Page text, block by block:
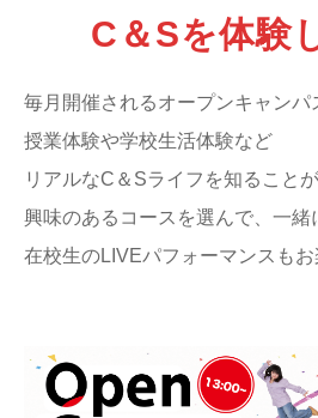
C＆Sを体験
毎月開催されるオープンキャンパ
授業体験や学校生活体験など
リアルなC＆Sライフを知ることが
興味のあるコースを選んで、一緒
在校生のLIVEパフォーマンスもお